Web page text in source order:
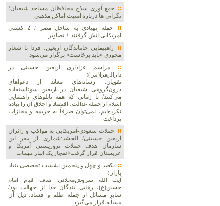
جمع آوری سلاح محافظان مساجد شیعیان؛
نگرانی ها درباره امنیت اماکن مذهبی
حمله پهپادی به ساحل مصر / 2 کشتی
آمریکایی آتش گرفتند + تصاویر
راهپیمایی جاماندگان اربعین، فردا با شعار
محوری «باید برخاست» برگزار می‌شود
مراسم عزاداری اربعین حسینی در
دارالزهرا(س)؛
نقویان: رسانه‌های معاند از دعواهای
درون‌گروهی شیعیان در اربعین سوءاستفاده
می‌کنند/ تا زمانی که همه تابلوهای راهنمایی
اسلام از جمله عدالت، اقتصاد و اخلاق آن را پیاده
نکرده‌ایم، نمی‌توان صرفاً به جریمه و مجازات
پرداخت
حملات سعودی-آمریکایی به مواکب و زائران
اربعین حسینی/ الحشد:شماری از مقر این
سازمان هدف حملات تروریستی آمریکا و
عربستان قرار گرفت/انفجار یک انبار مهمات
یکصد و چهل و پنجمین نشست تخصصی بنیاد
باران؛
آیت الله سروش‌محلاتی: هدف قیام امام
حسین(ع)، رهایی بندگان خدا از جهالت بود/
سایر مسائل از جمله ظلم و فساد، ذیل آن
مسأله قرار می‌گیرد